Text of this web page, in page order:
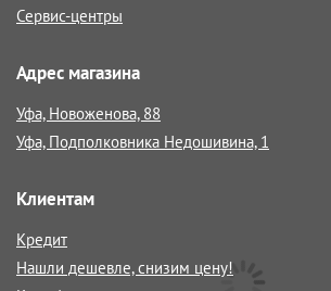
Сервис-центры
Адрес магазина
Уфа, Новоженова, 88
Уфа, Подполковника Недошивина, 1
Клиентам
Кредит
Нашли дешевле, снизим цену!